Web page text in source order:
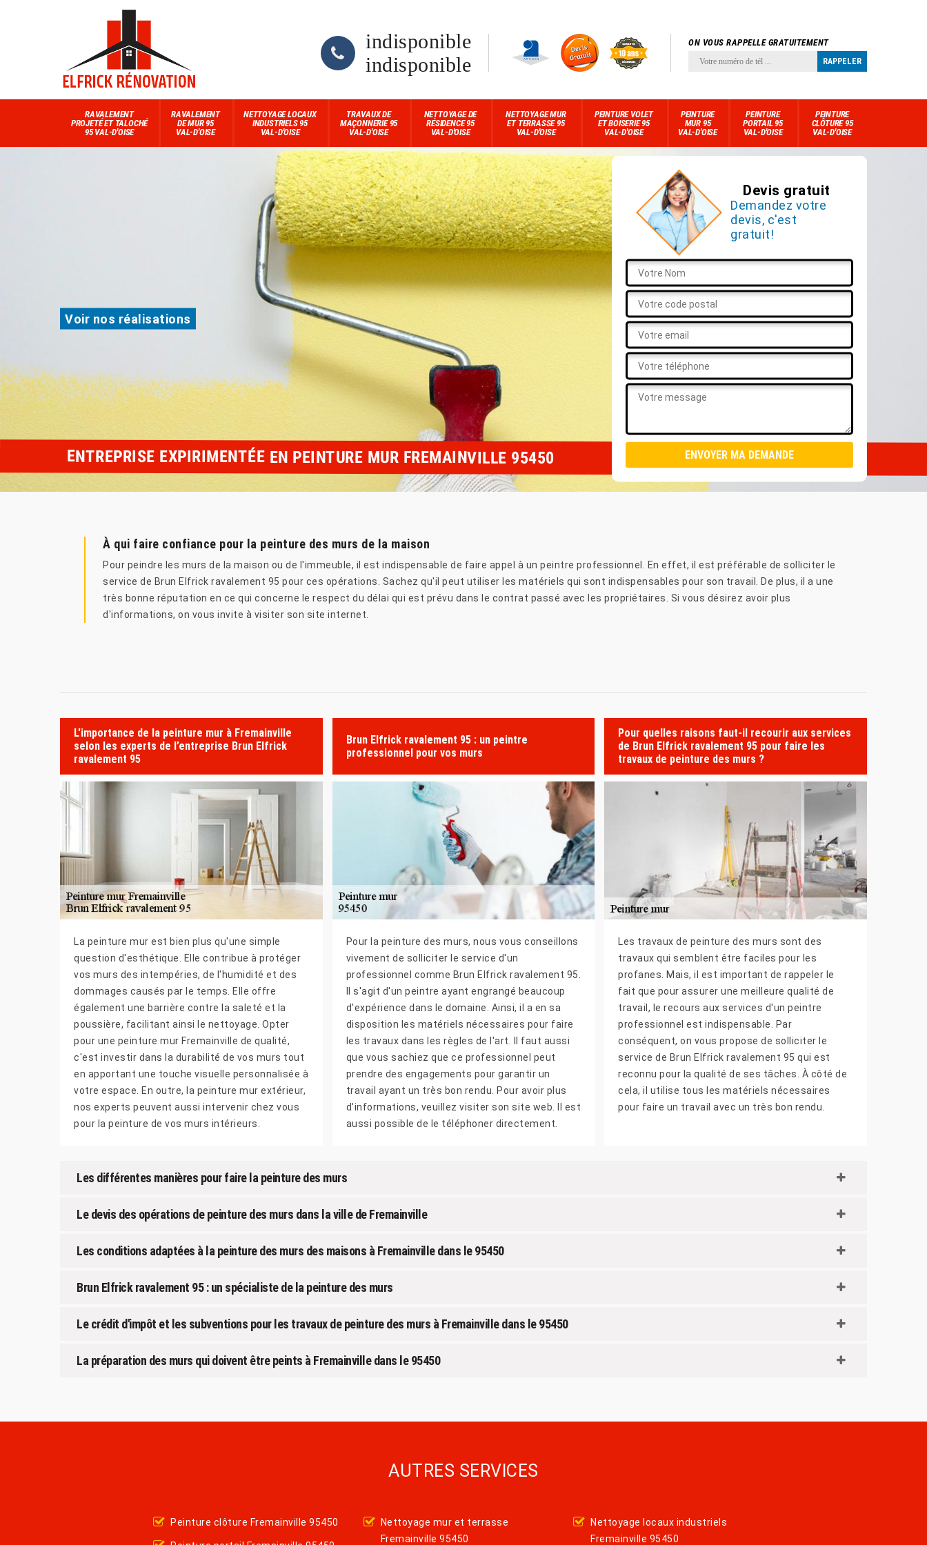
indisponible
indisponible
ON VOUS RAPPELLE GRATUITEMENT
RAVALEMENT
PROJETÉ ET TALOCHÉ
95 VAL-D'OISE
RAVALEMENT
DE MUR 95
VAL-D'OISE
NETTOYAGE LOCAUX
INDUSTRIELS 95
VAL-D'OISE
TRAVAUX DE
MAÇONNERIE 95
VAL-D'OISE
NETTOYAGE DE
RÉSIDENCE 95
VAL-D'OISE
NETTOYAGE MUR
ET TERRASSE 95
VAL-D'OISE
PEINTURE VOLET
ET BOISERIE 95
VAL-D'OISE
PEINTURE
MUR 95
VAL-D'OISE
PEINTURE
PORTAIL 95
VAL-D'OISE
PEINTURE
CLÔTURE 95
VAL-D'OISE
Voir nos réalisations
Devis gratuit
Demandez votre
devis, c'est
gratuit!
ENTREPRISE EXPIRIMENTÉE EN PEINTURE MUR FREMAINVILLE 95450
À qui faire confiance pour la peinture des murs de la maison
Pour peindre les murs de la maison ou de l'immeuble, il est indispensable de faire appel à un peintre professionnel. En effet, il est préférable de solliciter le
service de Brun Elfrick ravalement 95 pour ces opérations. Sachez qu'il peut utiliser les matériels qui sont indispensables pour son travail. De plus, il a une
très bonne réputation en ce qui concerne le respect du délai qui est prévu dans le contrat passé avec les propriétaires. Si vous désirez avoir plus
d'informations, on vous invite à visiter son site internet.
L'importance de la peinture mur à Fremainville
selon les experts de l’entreprise Brun Elfrick
ravalement 95
La peinture mur est bien plus qu'une simple
question d'esthétique. Elle contribue à protéger
vos murs des intempéries, de l'humidité et des
dommages causés par le temps. Elle offre
également une barrière contre la saleté et la
poussière, facilitant ainsi le nettoyage. Opter
pour une peinture mur Fremainville de qualité,
c'est investir dans la durabilité de vos murs tout
en apportant une touche visuelle personnalisée à
votre espace. En outre, la peinture mur extérieur,
nos experts peuvent aussi intervenir chez vous
pour la peinture de vos murs intérieurs.
Brun Elfrick ravalement 95 : un peintre
professionnel pour vos murs
Pour la peinture des murs, nous vous conseillons
vivement de solliciter le service d'un
professionnel comme Brun Elfrick ravalement 95.
Il s'agit d'un peintre ayant engrangé beaucoup
d'expérience dans le domaine. Ainsi, il a en sa
disposition les matériels nécessaires pour faire
les travaux dans les règles de l'art. Il faut aussi
que vous sachiez que ce professionnel peut
prendre des engagements pour garantir un
travail ayant un très bon rendu. Pour avoir plus
d'informations, veuillez visiter son site web. Il est
aussi possible de le téléphoner directement.
Pour quelles raisons faut-il recourir aux services
de Brun Elfrick ravalement 95 pour faire les
travaux de peinture des murs ?
Les travaux de peinture des murs sont des
travaux qui semblent être faciles pour les
profanes. Mais, il est important de rappeler le
fait que pour assurer une meilleure qualité de
travail, le recours aux services d'un peintre
professionnel est indispensable. Par
conséquent, on vous propose de solliciter le
service de Brun Elfrick ravalement 95 qui est
reconnu pour la qualité de ses tâches. À côté de
cela, il utilise tous les matériels nécessaires
pour faire un travail avec un très bon rendu.
Les différentes manières pour faire la peinture des murs
Le devis des opérations de peinture des murs dans la ville de Fremainville
Les conditions adaptées à la peinture des murs des maisons à Fremainville dans le 95450
Brun Elfrick ravalement 95 : un spécialiste de la peinture des murs
Le crédit d'impôt et les subventions pour les travaux de peinture des murs à Fremainville dans le 95450
La préparation des murs qui doivent être peints à Fremainville dans le 95450
AUTRES SERVICES
Peinture clôture Fremainville 95450
Nettoyage mur et terrasse
Fremainville 95450
Nettoyage locaux industriels
Fremainville 95450